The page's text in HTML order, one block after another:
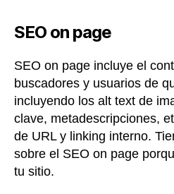
SEO on page
SEO on page incluye el
buscadores y usuarios de
incluyendo los alt text de
clave, metadescripciones,
de URL y linking interno.
sobre el SEO on page
tu sitio.